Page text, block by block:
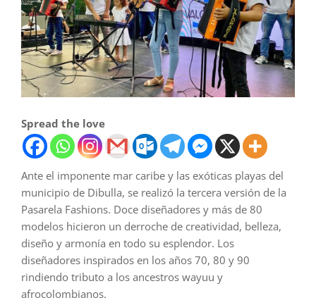
Spread the love
Ante el imponente mar caribe y las exóticas playas del
municipio de Dibulla, se realizó la tercera versión de la
Pasarela Fashions. Doce diseñadores y más de 80
modelos hicieron un derroche de creatividad, belleza,
diseño y armonía en todo su esplendor. Los
diseñadores inspirados en los años 70, 80 y 90
rindiendo tributo a los ancestros wayuu y
afrocolombianos.